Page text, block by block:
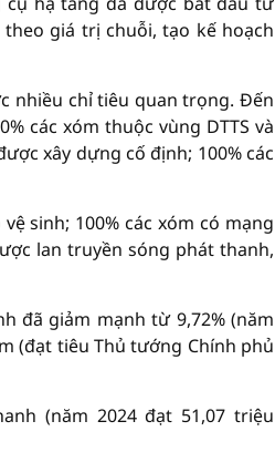
giá trị chuỗi, tạo kế hoạch
nhiều chỉ tiêu quan trọng. Đến
các xóm thuộc vùng DTTS và
xây dựng cố định; 100% các
sinh; 100% các xóm có mạng
lan truyền sóng phát thanh,
đã giảm mạnh từ 9,72% (năm
(đạt tiêu Thủ tướng Chính phủ
(năm 2024 đạt 51,07 triệu